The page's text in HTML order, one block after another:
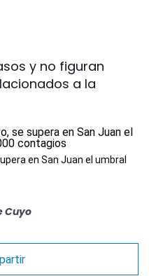
y no figuran
a la
en San Juan el umbral
Cuyo